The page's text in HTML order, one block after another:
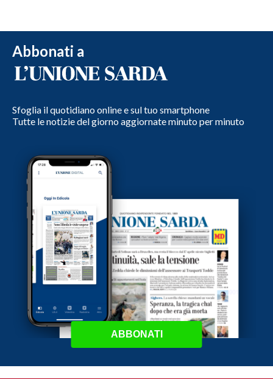
Abbonati a
Sfoglia il quotidiano online e sul tuo smartphone
Tutte le notizie del giorno aggiornate minuto per minuto
ABBONATI